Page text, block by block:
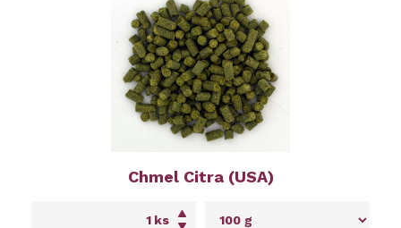
Chmel Citra (USA)
ks